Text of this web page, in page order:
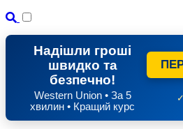
Надішли гроші
швидко та
безпечно!
Western Union • За 5
хвилин • Кращий курс